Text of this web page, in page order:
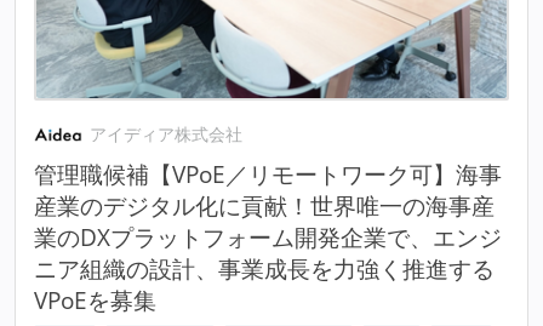
アイディア株式会社
管理職候補【VPoE／リモートワーク可】海事
産業のデジタル化に貢献！世界唯一の海事産
業のDXプラットフォーム開発企業で、エンジ
ニア組織の設計、事業成長を力強く推進する
VPoEを募集